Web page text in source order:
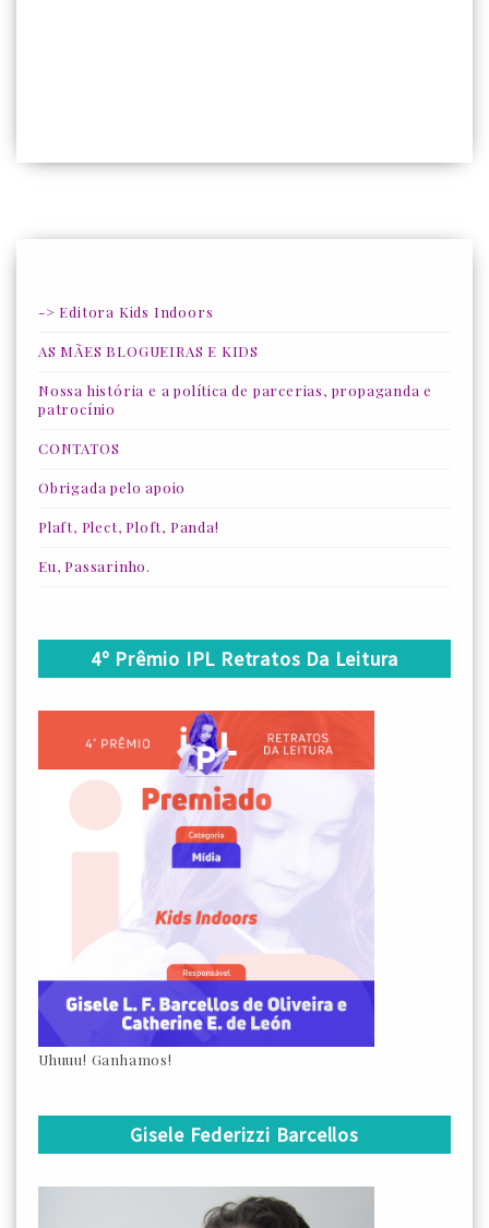
-> Editora Kids Indoors
AS MÃES BLOGUEIRAS E KIDS
Nossa história e a política de parcerias, propaganda e
patrocínio
CONTATOS
Obrigada pelo apoio
Plaft, Plect, Ploft, Panda!
Eu, Passarinho.
4º Prêmio IPL Retratos Da Leitura
Uhuuu! Ganhamos!
Gisele Federizzi Barcellos